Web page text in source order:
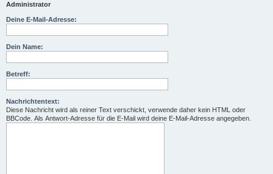
Administrator
Deine E-Mail-Adresse:
Dein Name:
Betreff:
Nachrichtentext:
Diese Nachricht wird als reiner Text verschickt, verwende daher kein HTML oder
BBCode. Als Antwort-Adresse für die E-Mail wird deine E-Mail-Adresse angegeben.